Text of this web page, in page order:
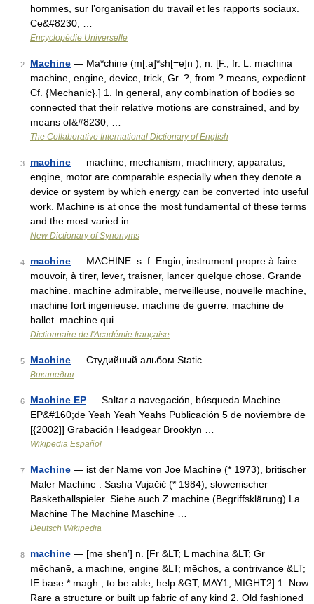
hommes, sur l’organisation du travail et les rapports sociaux.
Ce&#8230; …
Encyclopédie Universelle
2 Machine — Ma*chine (m[.a]*sh[=e]n ), n. [F., fr. L. machina
machine, engine, device, trick, Gr. ?, from ? means, expedient.
Cf. {Mechanic}.] 1. In general, any combination of bodies so
connected that their relative motions are constrained, and by
means of&#8230; …
The Collaborative International Dictionary of English
3 machine — machine, mechanism, machinery, apparatus,
engine, motor are comparable especially when they denote a
device or system by which energy can be converted into useful
work. Machine is at once the most fundamental of these terms
and the most varied in …
New Dictionary of Synonyms
4 machine — MACHINE. s. f. Engin, instrument propre à faire
mouvoir, à tirer, lever, traisner, lancer quelque chose. Grande
machine. machine admirable, merveilleuse, nouvelle machine,
machine fort ingenieuse. machine de guerre. machine de
ballet. machine qui …
Dictionnaire de l'Académie française
5 Machine — Студийный альбом Static …
Википедия
6 Machine EP — Saltar a navegación, búsqueda Machine
EP&#160;de Yeah Yeah Yeahs Publicación 5 de noviembre de
[{2002]] Grabación Headgear Brooklyn …
Wikipedia Español
7 Machine — ist der Name von Joe Machine (* 1973), britischer
Maler Machine : Sasha Vujačić (* 1984), slowenischer
Basketballspieler. Siehe auch Z machine (Begriffsklärung) La
Machine The Machine Maschine …
Deutsch Wikipedia
8 machine — [mə shēn′] n. [Fr &LT; L machina &LT; Gr
mēchanē, a machine, engine &LT; mēchos, a contrivance &LT;
IE base * magh , to be able, help &GT; MAY1, MIGHT2] 1. Now
Rare a structure or built up fabric of any kind 2. Old fashioned